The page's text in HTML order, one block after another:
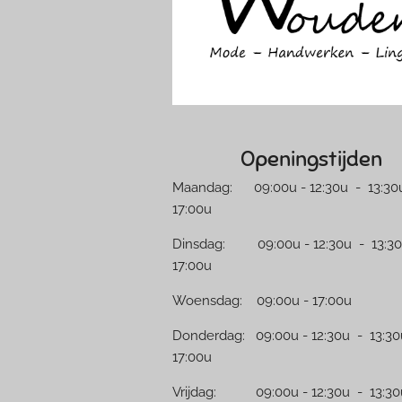
a
m
Openingstijden
Maandag: 09:00u - 12:30u -
17:00u
Dinsdag: 09:00u - 12:30u -
17:00u
Woensdag: 09:00u - 17:00u
Donderdag: 09:00u - 12:30u -
17:00u
Vrijdag: 09:00u - 12:30u -